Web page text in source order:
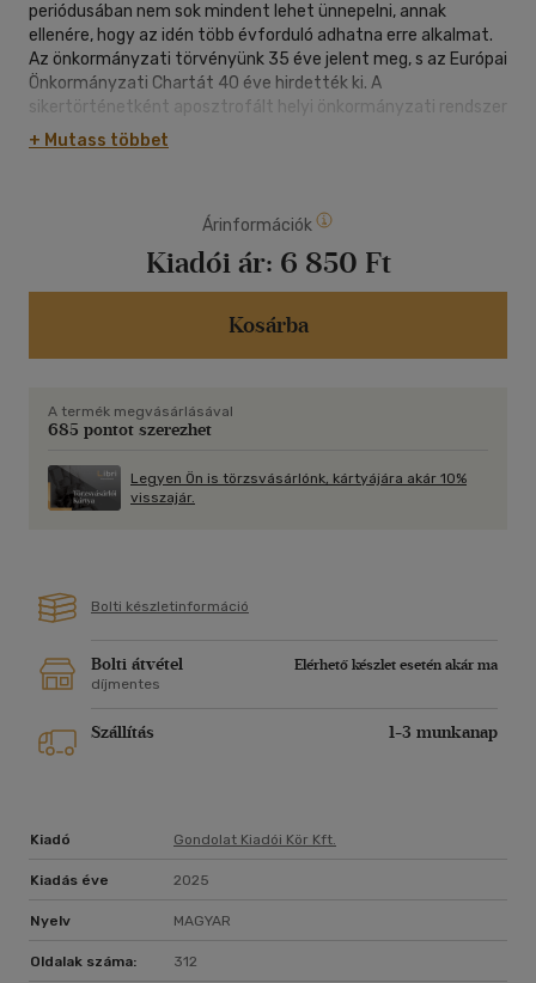
periódusában nem sok mindent lehet ünnepelni, annak
ellenére, hogy az idén több évforduló adhatna erre alkalmat.
Az önkormányzati törvényünk 35 éve jelent meg, s az Európai
Önkormányzati Chartát 40 éve hirdették ki. A
sikertörténetként aposztrofált helyi önkormányzati rendszer
bevezetése már a kilencvenes években is hatalmas
lendületet adott a helyi társadalmak identitásának,
eseménye volt. 2024-ben a helyi választásokat más légkör
vette körül. Az önkormányzati rendszer nagy veszteséget
szenvedett, amivel a szakirodalom és a közpolitikai diskurzus
sokat foglalkozott. A szerkesztők szándéka az volt, hogy a
modellben az utóbbi 15 évben bekövetkezett változásokat a
kutatások folytatásának tekinthető. A kötet szerzői
különböző kutató generációkat képviselnek, különböző
diszciplináris megközelítéseket alkalmaznak, abban viszont
hasonlítanak, hogy a helyi politikát, az önkormányzást a
demokratikus és hatékony kormányzás nélkülözhetetlen
tablóképek nem fedik le azt a problémahalmazt a politikában,
ami a kezdetben lopakodó, majd egyre határozottabb
centralizáció nyomán keletkezett, azonban jól jeleznek
+ Mutass többet
Árinformációk
Kiadói ár: 6 850 Ft
Kosárba
A termék megvásárlásával
685 pontot szerezhet
Legyen Ön is törzsvásárlónk, kártyájára akár 10%
visszajár.
Bolti készletinformáció
Bolti átvétel
Elérhető készlet esetén akár ma
díjmentes
Szállítás 1-3 munkanap
Kiadó Gondolat Kiadói Kör Kft.
Kiadás éve 2025
Nyelv MAGYAR
Oldalak száma: 312